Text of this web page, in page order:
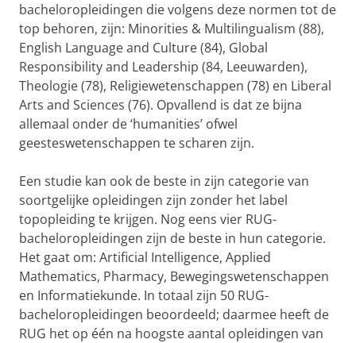
bacheloropleidingen die volgens deze normen tot de
top behoren, zijn: Minorities & Multilingualism (88),
English Language and Culture (84), Global
Responsibility and Leadership (84, Leeuwarden),
Theologie (78), Religiewetenschappen (78) en Liberal
Arts and Sciences (76). Opvallend is dat ze bijna
allemaal onder de ‘humanities’ ofwel
geesteswetenschappen te scharen zijn.
Een studie kan ook de beste in zijn categorie van
soortgelijke opleidingen zijn zonder het label
topopleiding te krijgen. Nog eens vier RUG-
bacheloropleidingen zijn de beste in hun categorie.
Het gaat om: Artificial Intelligence, Applied
Mathematics, Pharmacy, Bewegingswetenschappen
en Informatiekunde. In totaal zijn 50 RUG-
bacheloropleidingen beoordeeld; daarmee heeft de
RUG het op één na hoogste aantal opleidingen van